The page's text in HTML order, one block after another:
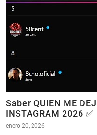
Saber QUIEN ME
INSTAGRAM 2026 ✅
enero 20, 2026